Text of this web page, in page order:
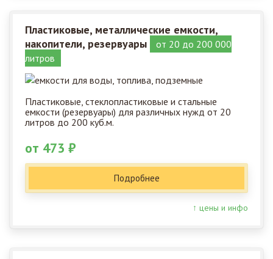
Пластиковые, металлические емкости,
накопители, резервуары
от 20 до 200 000
литров
Пластиковые, стеклопластиковые и стальные
емкости (резервуары) для различных нужд от 20
литров до 200 куб.м.
от 473 ₽
Подробнее
↑ цены и инфо